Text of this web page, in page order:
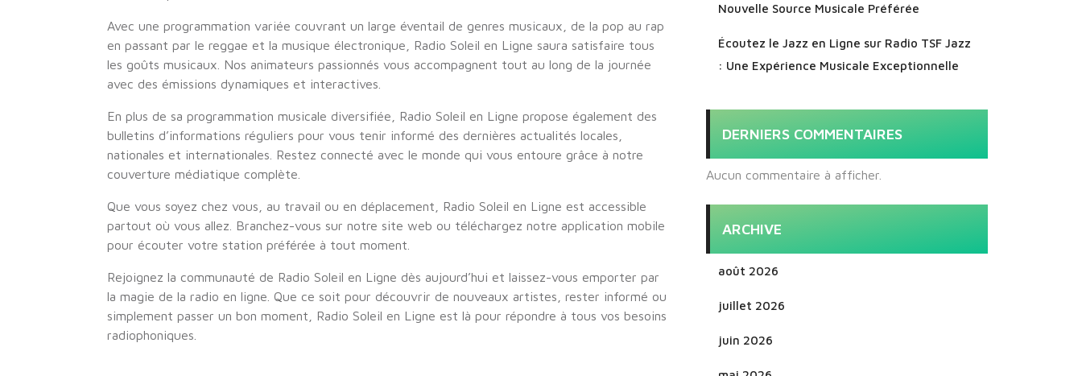
Avec une programmation variée couvrant un large éventail de genres musicaux, de la pop au rap
en passant par le reggae et la musique électronique, Radio Soleil en Ligne saura satisfaire tous
les goûts musicaux. Nos animateurs passionnés vous accompagnent tout au long de la journée
avec des émissions dynamiques et interactives.
En plus de sa programmation musicale diversifiée, Radio Soleil en Ligne propose également des
bulletins d’informations réguliers pour vous tenir informé des dernières actualités locales,
nationales et internationales. Restez connecté avec le monde qui vous entoure grâce à notre
couverture médiatique complète.
Que vous soyez chez vous, au travail ou en déplacement, Radio Soleil en Ligne est accessible
partout où vous allez. Branchez-vous sur notre site web ou téléchargez notre application mobile
pour écouter votre station préférée à tout moment.
Rejoignez la communauté de Radio Soleil en Ligne dès aujourd’hui et laissez-vous emporter par
la magie de la radio en ligne. Que ce soit pour découvrir de nouveaux artistes, rester informé ou
simplement passer un bon moment, Radio Soleil en Ligne est là pour répondre à tous vos besoins
radiophoniques.
Nouvelle Source Musicale Préférée
Écoutez le Jazz en Ligne sur Radio TSF Jazz
: Une Expérience Musicale Exceptionnelle
DERNIERS COMMENTAIRES
Aucun commentaire à afficher.
ARCHIVE
août 2026
juillet 2026
juin 2026